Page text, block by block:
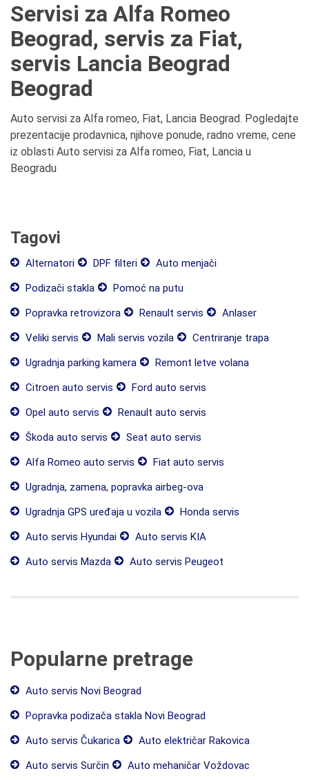
Servisi za Alfa Romeo
Beograd, servis za Fiat,
servis Lancia Beograd
Beograd
Auto servisi za Alfa romeo, Fiat, Lancia Beograd. Pogledajte
prezentacije prodavnica, njihove ponude, radno vreme, cene
iz oblasti Auto servisi za Alfa romeo, Fiat, Lancia u
Beogradu
Tagovi
Alternatori DPF filteri
Auto menjači
Podizači stakla
Pomoć na putu
Popravka retrovizora
Renault servis
Anlaser
Veliki servis
Mali servis vozila
Centriranje trapa
Ugradnja parking kamera
Remont letve volana
Citroen auto servis
Ford auto servis
Opel auto servis
Renault auto servis
Škoda auto servis
Seat auto servis
Alfa Romeo auto servis
Fiat auto servis
Ugradnja, zamena, popravka airbeg-ova
Ugradnja GPS uređaja u vozila
Honda servis
Auto servis Hyundai
Auto servis KIA
Auto servis Mazda
Auto servis Peugeot
Popularne pretrage
Auto servis Novi Beograd
Popravka podizača stakla Novi Beograd
Auto servis Čukarica
Auto električar Rakovica
Auto servis Surčin
Auto mehaničar Voždovac